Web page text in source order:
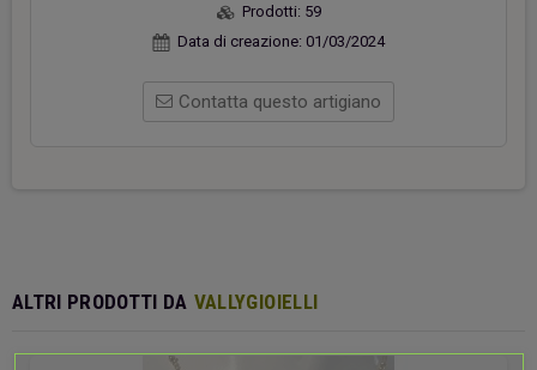
Prodotti: 59
Data di creazione: 01/03/2024
Contatta questo artigiano
ALTRI PRODOTTI DA VALLYGIOIELLI